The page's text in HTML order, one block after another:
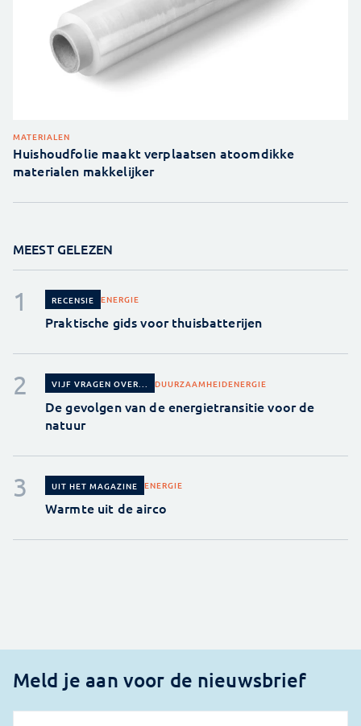
MATERIALEN
Huishoudfolie maakt verplaatsen atoomdikke
materialen makkelijker
MEEST GELEZEN
RECENSIE ENERGIE
Praktische gids voor thuisbatterijen
VIJF VRAGEN OVER... DUURZAAMHEIDENERGIE
De gevolgen van de energietransitie voor de
natuur
UIT HET MAGAZINE ENERGIE
Warmte uit de airco
Meld je aan voor de nieuwsbrief